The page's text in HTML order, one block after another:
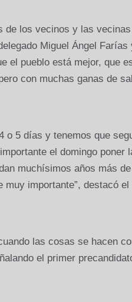
de los vecinos y las
Miguel Ángel Farías
el pueblo está mejor, que
con muchas ganas de
o 5 días y tenemos que
el domingo poner
muchísimos años más
importante”, destacó el
las cosas se hacen
el primer